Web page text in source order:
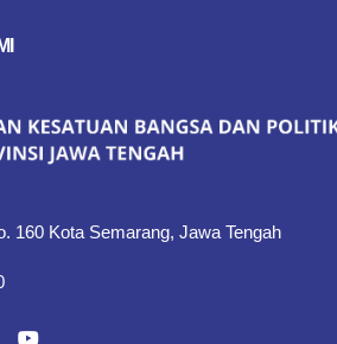
160 Kota Semarang, Jawa Tengah